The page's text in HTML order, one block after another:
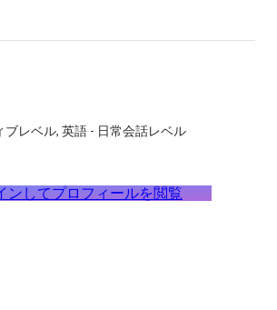
ブレベル 英語 - 日常会話レベル
ンしてプロフィールを閲覧